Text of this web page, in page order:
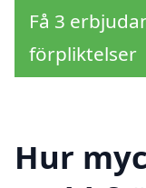
Få 3
förpliktelser
Hur